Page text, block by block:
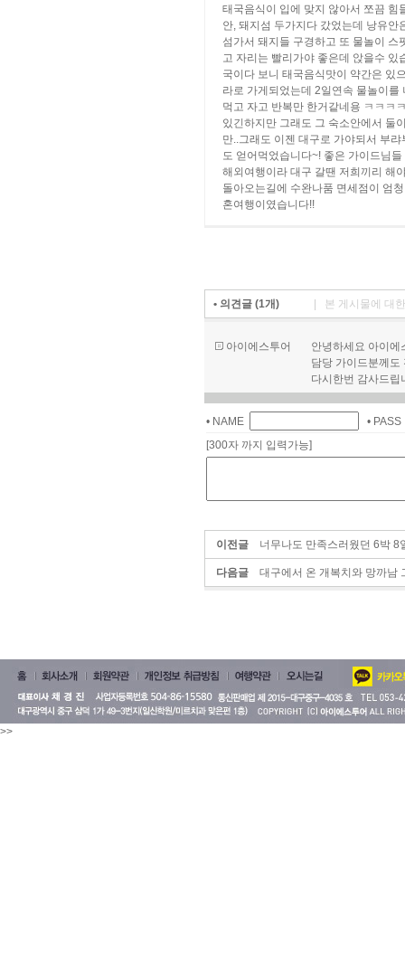
태국음식이 입에 맞지 않아서 쪼끔 힘
안, 돼지섬 두가지다 갔었는데 낭유
섬가서 돼지들 구경하고 또 물놀이
고 자리는 빨리가야 좋은데 앉을수
국이다 보니 태국음식맛이 약간은 있
라로 가게되었는데 2일연속 물놀이
먹고 자고 반복만 한거같네용 ㅋㅋㅋ
있긴하지만 그래도 그 숙소안에서 둘
만..그래도 이젠 대구로 가야되서 부
도 얻어먹었습니다~! 좋은 가이드님
해외여행이라 대구 갈땐 저희끼리 해
돌아오는길에 수완나품 면세점이 엄
혼여행이였습니다!!
• 의견글 (1개) | 본 게시물에 대
아이에스투어
안녕하세요 아이에
담당 가이드분께도
다시한번 감사드
• NAME
•
[300자 까지 입력가능]
이전글 너무나도 만족스러웠던 6박 8
다음글 대구에서 온 개복치와 망까남
>>